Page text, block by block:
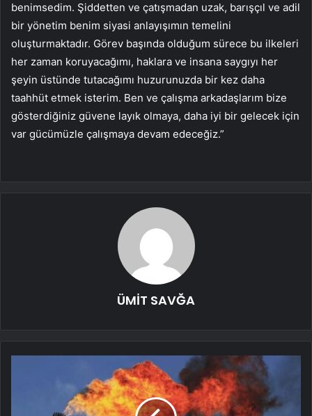
benimsedim. Şiddetten ve çatışmadan uzak, barışçıl ve adil
bir yönetim benim siyasi anlayışımın temelini
oluşturmaktadır. Görev başında olduğum sürece bu ilkeleri
her zaman koruyacağımı, haklara ve insana saygıyı her
şeyin üstünde tutacağımı huzurunuzda bir kez daha
taahhüt etmek isterim. Ben ve çalışma arkadaşlarım bize
gösterdiğiniz güvene layık olmaya, daha iyi bir gelecek için
var gücümüzle çalışmaya devam edeceğiz.”
ÜMİT SAVĞA